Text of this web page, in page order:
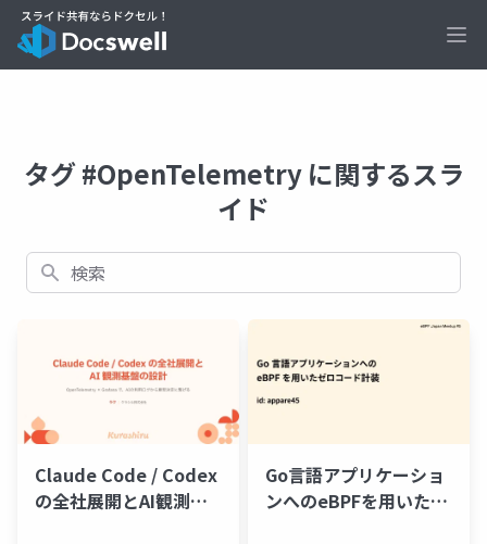
タグ #OpenTelemetry に関するスラ
イド
検索
Claude Code / Codex
の全社展開とAI観測基
Go言語アプリケーショ
ンへのeBPFを用いたゼ